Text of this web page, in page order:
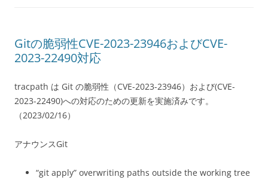
Gitの脆弱性CVE-2023-23946およびCVE-
2023-22490対応
tracpath は Git の脆弱性（CVE-2023-23946）および(CVE-
2023-22490)への対応のための更新を実施済みです。
（2023/02/16）
アナウンスGit
“git apply” overwriting paths outside the working tree